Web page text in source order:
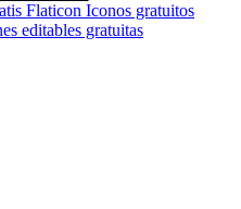
Flaticon Iconos gratuitos
editables gratuitas